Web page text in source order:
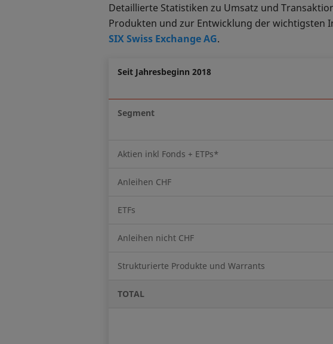
Detaillierte Statistiken zu Umsatz und
Produkten und zur Entwicklung der wichtigsten
SIX Swiss Exchange AG.
Seit Jahresbeginn 2018
Segment
Aktien inkl Fonds + ETPs*
Anleihen CHF
ETFs
Anleihen nicht CHF
Strukturierte Produkte und Warrants
TOTAL